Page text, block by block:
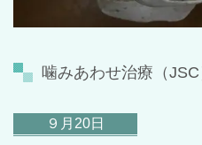
噛みあわせ治療（
９月20日